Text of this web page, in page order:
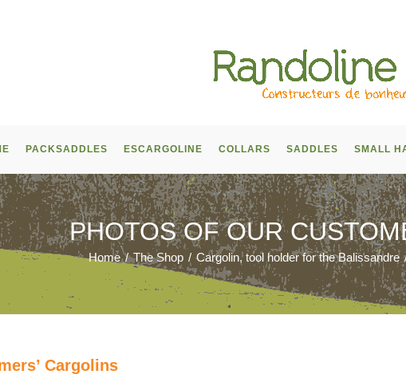
PACKSADDLES ESCARGOLINE COLLARS SADDLES SMALL
PHOTOS OF OUR
Home / The Shop / Cargolin, tool holder for the Balissandre
Cargolins